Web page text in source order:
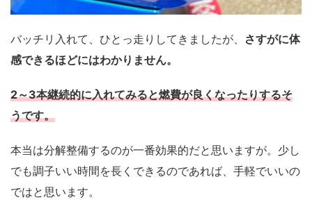
バッチリ入れて、ひとっ走りしてきましたが、 さすがに体
感できるほどにはわかりません。
2～3本継続的に入れてみると燃費が良くなったりするそ
うです。
本当は分解整備するのが一番効果的だと思いますが。少し
でも調子いい時間を長くできるのであれば、手軽でいいの
ではと思います。